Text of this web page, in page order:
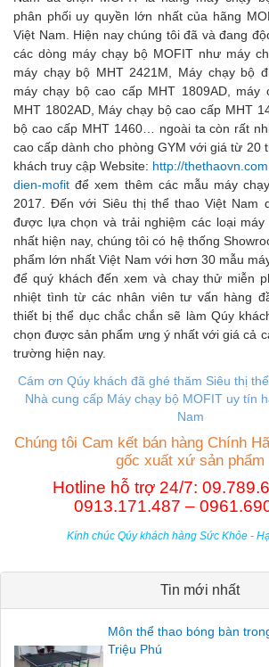
phân phối uy quyền lớn nhất của hãng
Việt Nam. Hiện nay chúng tôi đã và đang
các dòng máy chạy bộ MOFIT như máy
máy chạy bộ MHT 2421M, Máy chạy bộ
máy chạy bộ cao cấp MHT 1809AD, máy
MHT 1802AD, Máy chạy bộ cao cấp MHT
bộ cao cấp MHT 1460… ngoài ta còn rất
cao cấp dành cho phòng GYM với giá từ 20
khách truy cập Website: http://
dien-mofit để xem thêm các mẫu máy
2017. Đến với Siêu thị thể thao Việt Nam
được lựa chọn và trải nghiệm các loại
nhất hiện nay, chúng tôi có hệ thống
phẩm lớn nhất Việt Nam với hơn 30 mẫu
để quý khách đến xem và chay thử miễn
nhiệt tình từ các nhân viên tư vấn hàng
thiết bị thể dục chắc chắn sẽ làm Qúy
chọn được sản phẩm ưng ý nhất với giá cả
trường hiện nay.
Cám ơn Qúy khách đã ghé thăm Siêu thị
Nhà cung cấp Máy chạy bộ MOFIT uy tín
Nam
Chúng tôi Cam kết bán hàng Chính
gốc xuất xứ sản phẩm
Hotline hỗ trợ 24/7:
0913.171.487 –
Kính chúc Qúy khách hàng Sức Khỏe -
Tin mới nhất
Môn thể thao bóng bàn
Triệu Phú